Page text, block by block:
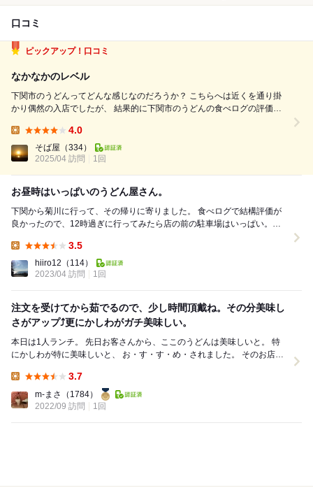
口コミ
ピックアップ！口コミ
なかなかのレベル
下関市のうどんってどんな感じなのだろうか？ こちらへは近くを通り掛
かり偶然の入店でしたが、 結果的に下関市のうどんの食べログの評価の
たが既に数分の待ち状態。後からも次から次へとお客さんが絶えません。
「手打ち」の高評価店と言う事...
4.0
そば屋 （334）
2025/04 訪問
1回
お昼時はいっぱいのうどん屋さん。
下関から菊川に行って、その帰りに寄りました。 食べログで結構評価が
良かったので、12時過ぎに行ってみたら店の前の駐車場はいっぱい。隣
3.5
hiiro12 （114）
2023/04 訪問
1回
注文を受けてから茹でるので、少し時間頂戴ね。その分美味し
さがアップ⤴更にかしわがガチ美味しい。
本日は1人ランチ。 先日お客さんから、ここのうどんは美味しいと。 特
にかしわが特に美味しいと、 お・す・す・め・されました。 そのお店は
3.7
m-まさ
（1784）
2022/09 訪問
1回